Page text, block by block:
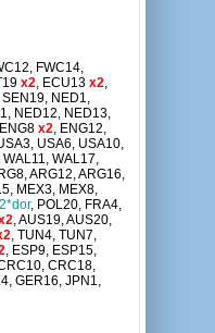
FWC14,
x2, ECU13 x2,
NED1,
NED12, NED13,
x2, ENG12,
USA6, USA10,
WAL17,
ARG12, ARG16,
MEX3, MEX8,
, POL20, FRA4,
, AUS19, AUS20,
, TUN4, TUN7,
, ESP9, ESP15,
CRC18,
GER16, JPN1,